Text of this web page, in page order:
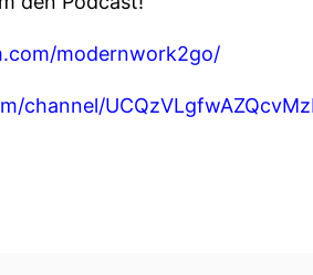
modernwork2go/
channel/